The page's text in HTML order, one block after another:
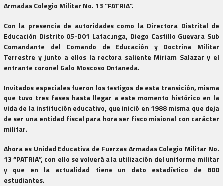
Armadas Colegio Militar No. 13 “PATRIA”.
Con la presencia de autoridades como la Directora Distrital de
Educación Distrito 05-D01 Latacunga, Diego Castillo Guevara Sub
Comandante del Comando de Educación y Doctrina Militar
Terrestre y junto a ellos la rectora saliente Miriam Salazar y el
entrante coronel Galo Moscoso Ontaneda.
Invitados especiales fueron los testigos de esta transición, misma
que tuvo tres fases hasta llegar a este momento histórico en la
vida de la institución educativo, que inició en 1988 misma que deja
de ser una entidad fiscal para hora ser fisco misional con carácter
militar.
Ahora es Unidad Educativa de Fuerzas Armadas Colegio Militar No.
13 “PATRIA”, con ello se volverá a la utilización del uniforme militar
y que en la actualidad tiene un dato estadístico de 800
estudiantes.